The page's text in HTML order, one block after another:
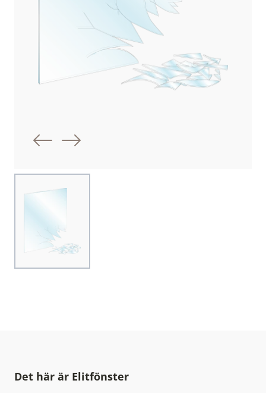
Föregående bild
Nästa bild
Choose image
Det här är Elitfönster